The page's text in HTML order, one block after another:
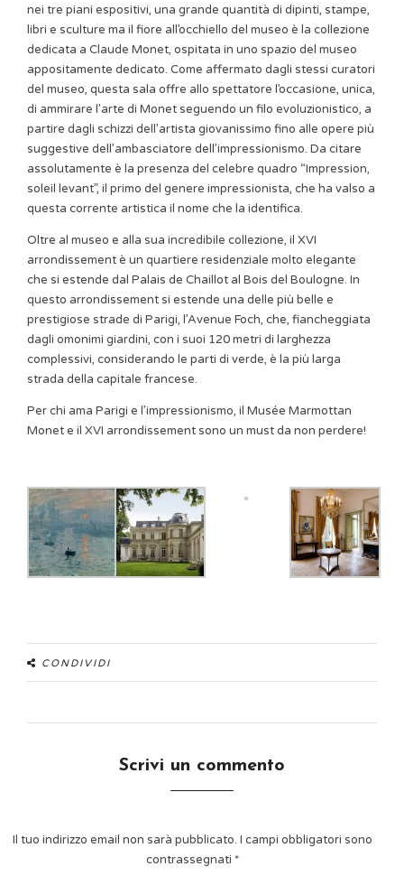
nei tre piani espositivi, una grande quantità di dipinti, stampe,
libri e sculture ma il fiore all’occhiello del museo è la collezione
dedicata a Claude Monet, ospitata in uno spazio del museo
appositamente dedicato. Come affermato dagli stessi curatori
del museo, questa sala offre allo spettatore l’occasione, unica,
di ammirare l’arte di Monet seguendo un filo evoluzionistico, a
partire dagli schizzi dell’artista giovanissimo fino alle opere più
suggestive dell’ambasciatore dell’impressionismo. Da citare
assolutamente è la presenza del celebre quadro “Impression,
soleil levant”, il primo del genere impressionista, che ha valso a
questa corrente artistica il nome che la identifica.
Oltre al museo e alla sua incredibile collezione, il XVI
arrondissement è un quartiere residenziale molto elegante
che si estende dal Palais de Chaillot al Bois del Boulogne. In
questo arrondissement si estende una delle più belle e
prestigiose strade di Parigi, l’Avenue Foch, che, fiancheggiata
dagli omonimi giardini, con i suoi 120 metri di larghezza
complessivi, considerando le parti di verde, è la più larga
strada della capitale francese.
Per chi ama Parigi e l’impressionismo, il Musée Marmottan
Monet e il XVI arrondissement sono un must da non perdere!
CONDIVIDI
Scrivi un commento
Il tuo indirizzo email non sarà pubblicato. I campi obbligatori sono
contrassegnati *